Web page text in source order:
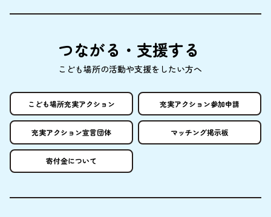
つながる・ 支援する
こども場所の活動や支援をしたい方へ
こども場所充実アクション 充実アクション参加申請
充実アクション宣言団体 マッチング掲示板
寄付金について